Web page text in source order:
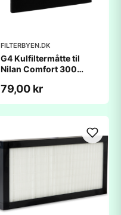
FILTERBYEN.DK
G4 Kulfiltermåtte til
Nilan Comfort 300
mm)
79,00 kr